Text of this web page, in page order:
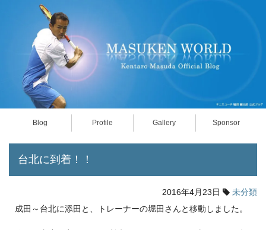
Blog Profile Gallery Sponsor
台北に到着！！
2016年4月23日
未分類
成田～台北に添田と、トレーナーの堀田さんと移動しました。